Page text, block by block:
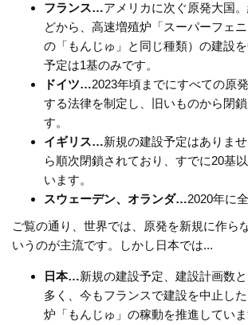
フランス…アメリカに次ぐ原発大国
どから、高速増殖炉「スーパーフェ
の「もんじゅ」と同じ種類）の建設
予定は1基のみです。
ドイツ…2023年頃までにすべての原
する法律を制定し、旧いものから閉
す。
イギリス…新規の建設予定はありま
ら順次閉鎖されており、すでに20基
います。
スウェーデン、オランダ…2020年に
ご覧の通り、世界では、原発を新規に作ら
いうのが主流です。しかし日本では...
日本…新規の建設予定、建設計画数
多く、今もフランスで建設を中止し
炉「もんじゅ」の稼動を推進していま